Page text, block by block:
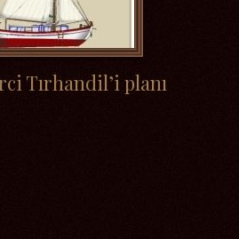
Tırhandil’i planı